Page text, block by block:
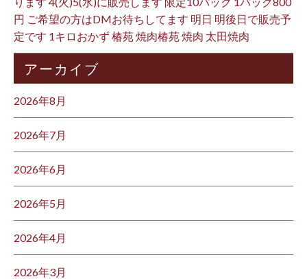
円 ご希望の方はDMお待ちしてます 明日 明後日で販売予
定です 1キロおかず 椿苑 焼肉椿苑 焼肉 太田焼肉
アーカイブ
2026年8月
2026年7月
2026年6月
2026年5月
2026年4月
2026年3月